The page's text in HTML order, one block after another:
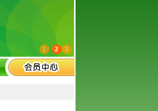
1 2 3